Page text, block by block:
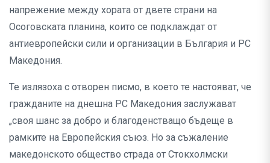
напрежение между хората от двете страни на
Осоговската планина, които се подклаждат от
антиевропейски сили и организации в България и РС
Македония.
Те излязоха с отворен писмо, в което те настояват, че
гражданите на днешна РС Македония заслужават
„своя шанс за добро и благоденстващо бъдеще в
рамките на Европейския съюз. Но за съжаление
македонското общество страда от Стокхолмски